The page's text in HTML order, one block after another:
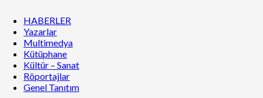
HABERLER
Yazarlar
Multimedya
Kütüphane
Kültür – Sanat
Röportajlar
Genel Tanıtım